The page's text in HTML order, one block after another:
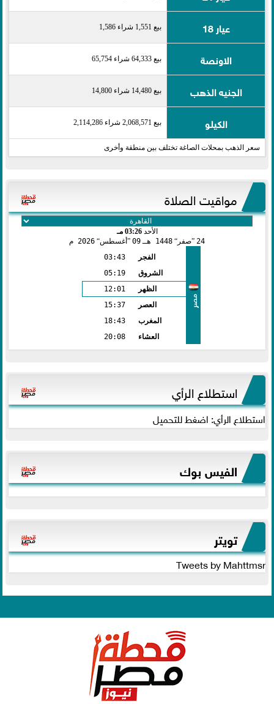
عيار 18 بيع 1,551 شراء 1,586
الاونصة بيع 64,333 شراء 65,754
الجنيه الذهب بيع 14,480 شراء 14,800
الكيلو بيع 2,068,571 شراء 2,114,286
سعر الذهب بمحلات الصاغة تختلف بين منطقة وأخرى
مواقيت الصلاة
الأحد03:26 مـ
24
صفر 1448 هـ 09 أغسطس 2026 م
مصر
الفجر
03:43
الشروق
05:19
الظهر
12:01
العصر
15:37
المغرب
18:43
العشاء
20:08
استطلاع الرأي
استطلاع الرأي: اضغط للتحميل
الفيس بوك
تويتر
Tweets by Mahttmsr